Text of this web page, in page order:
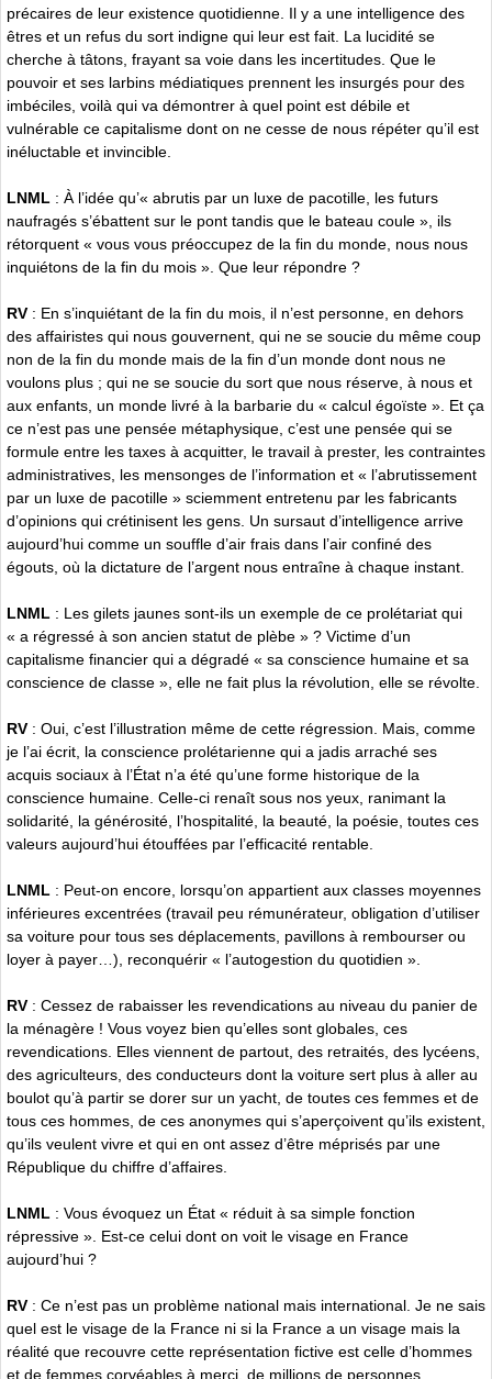
précaires de leur existence quotidienne. Il y a une intelligence des
êtres et un refus du sort indigne qui leur est fait. La lucidité se
cherche à tâtons, frayant sa voie dans les incertitudes. Que le
pouvoir et ses larbins médiatiques prennent les insurgés pour des
imbéciles, voilà qui va démontrer à quel point est débile et
vulnérable ce capitalisme dont on ne cesse de nous répéter qu’il est
inéluctable et invincible.
LNML : À l’idée qu’« abrutis par un luxe de pacotille, les futurs
naufragés s’ébattent sur le pont tandis que le bateau coule », ils
rétorquent « vous vous préoccupez de la fin du monde, nous nous
inquiétons de la fin du mois ». Que leur répondre ?
RV : En s’inquiétant de la fin du mois, il n’est personne, en dehors
des affairistes qui nous gouvernent, qui ne se soucie du même coup
non de la fin du monde mais de la fin d’un monde dont nous ne
voulons plus ; qui ne se soucie du sort que nous réserve, à nous et
aux enfants, un monde livré à la barbarie du « calcul égoïste ». Et ça
ce n’est pas une pensée métaphysique, c’est une pensée qui se
formule entre les taxes à acquitter, le travail à prester, les contraintes
administratives, les mensonges de l’information et « l’abrutissement
par un luxe de pacotille » sciemment entretenu par les fabricants
d’opinions qui crétinisent les gens. Un sursaut d’intelligence arrive
aujourd’hui comme un souffle d’air frais dans l’air confiné des
égouts, où la dictature de l’argent nous entraîne à chaque instant.
LNML : Les gilets jaunes sont-ils un exemple de ce prolétariat qui
« a régressé à son ancien statut de plèbe » ? Victime d’un
capitalisme financier qui a dégradé « sa conscience humaine et sa
conscience de classe », elle ne fait plus la révolution, elle se révolte.
RV : Oui, c’est l’illustration même de cette régression. Mais, comme
je l’ai écrit, la conscience prolétarienne qui a jadis arraché ses
acquis sociaux à l’État n’a été qu’une forme historique de la
conscience humaine. Celle-ci renaît sous nos yeux, ranimant la
solidarité, la générosité, l’hospitalité, la beauté, la poésie, toutes ces
valeurs aujourd’hui étouffées par l’efficacité rentable.
LNML : Peut-on encore, lorsqu’on appartient aux classes moyennes
inférieures excentrées (travail peu rémunérateur, obligation d’utiliser
sa voiture pour tous ses déplacements, pavillons à rembourser ou
loyer à payer…), reconquérir « l’autogestion du quotidien ».
RV : Cessez de rabaisser les revendications au niveau du panier de
la ménagère ! Vous voyez bien qu’elles sont globales, ces
revendications. Elles viennent de partout, des retraités, des lycéens,
des agriculteurs, des conducteurs dont la voiture sert plus à aller au
boulot qu’à partir se dorer sur un yacht, de toutes ces femmes et de
tous ces hommes, de ces anonymes qui s’aperçoivent qu’ils existent,
qu’ils veulent vivre et qui en ont assez d’être méprisés par une
République du chiffre d’affaires.
LNML : Vous évoquez un État « réduit à sa simple fonction
répressive ». Est-ce celui dont on voit le visage en France
aujourd’hui ?
RV : Ce n’est pas un problème national mais international. Je ne sais
quel est le visage de la France ni si la France a un visage mais la
réalité que recouvre cette représentation fictive est celle d’hommes
et de femmes corvéables à merci, de millions de personnes